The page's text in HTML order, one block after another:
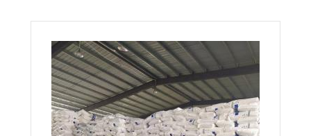
在线留言